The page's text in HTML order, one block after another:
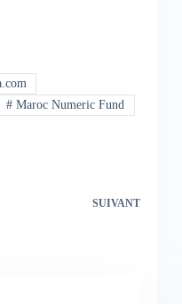
# Maroc Numeric Fund
SUIVANT